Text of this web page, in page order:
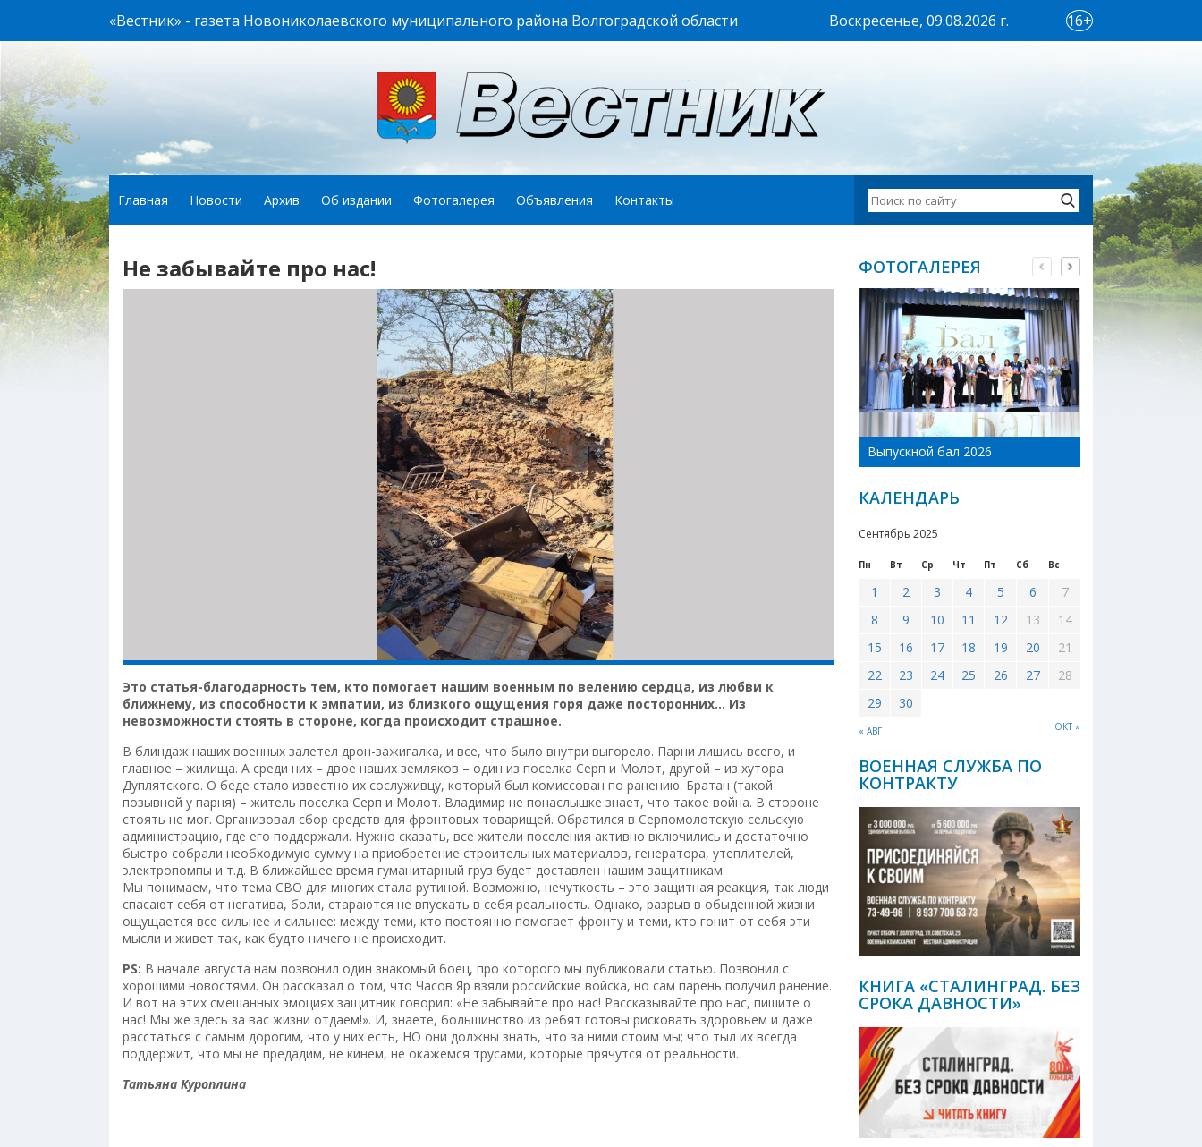
«Вестник» - газета Новониколаевского муниципального района Волгоградской области Воскресенье, 09.08.2026 г. 16+
Главная Новости Архив Об издании Фотогалерея Объявления Контакты
Не забывайте про нас!
Это статья-благодарность тем, кто помогает нашим военным по велению сердца, из любви к
ближнему, из способности к эмпатии, из близкого ощущения горя даже посторонних… Из
невозможности стоять в стороне, когда происходит страшное.
В блиндаж наших военных залетел дрон-зажигалка, и все, что было внутри выгорело. Парни лишись всего, и
главное – жилища. А среди них – двое наших земляков – один из поселка Серп и Молот, другой – из хутора
Дуплятского. О беде стало известно их сослуживцу, который был комиссован по ранению. Братан (такой
позывной у парня) – житель поселка Серп и Молот. Владимир не понаслышке знает, что такое война. В стороне
стоять не мог. Организовал сбор средств для фронтовых товарищей. Обратился в Серпомолотскую сельскую
администрацию, где его поддержали. Нужно сказать, все жители поселения активно включились и достаточно
быстро собрали необходимую сумму на приобретение строительных материалов, генератора, утеплителей,
электропомпы и т.д. В ближайшее время гуманитарный груз будет доставлен нашим защитникам.
Мы понимаем, что тема СВО для многих стала рутиной. Возможно, нечуткость – это защитная реакция, так люди
спасают себя от негатива, боли, стараются не впускать в себя реальность. Однако, разрыв в обыденной жизни
ощущается все сильнее и сильнее: между теми, кто постоянно помогает фронту и теми, кто гонит от себя эти
мысли и живет так, как будто ничего не происходит.
PS: В начале августа нам позвонил один знакомый боец, про которого мы публиковали статью. Позвонил с
хорошими новостями. Он рассказал о том, что Часов Яр взяли российские войска, но сам парень получил ранение.
И вот на этих смешанных эмоциях защитник говорил: «Не забывайте про нас! Рассказывайте про нас, пишите о
нас! Мы же здесь за вас жизни отдаем!». И, знаете, большинство из ребят готовы рисковать здоровьем и даже
расстаться с самым дорогим, что у них есть, НО они должны знать, что за ними стоим мы; что тыл их всегда
поддержит, что мы не предадим, не кинем, не окажемся трусами, которые прячутся от реальности.
Татьяна Куроплина
ФОТОГАЛЕРЕЯ
Выпускной бал 2026
КАЛЕНДАРЬ
Сентябрь 2025
Пн Вт Ср Чт Пт Сб Вс
« АВГ ОКТ »
1 2 3 4 5 6
7
8
9 10 11 12 13
14
15
16 17 18 19 20
21
22
23 24 25 26 27
28
29
30
ВОЕННАЯ СЛУЖБА ПО
КОНТРАКТУ
КНИГА «СТАЛИНГРАД. БЕЗ
СРОКА ДАВНОСТИ»